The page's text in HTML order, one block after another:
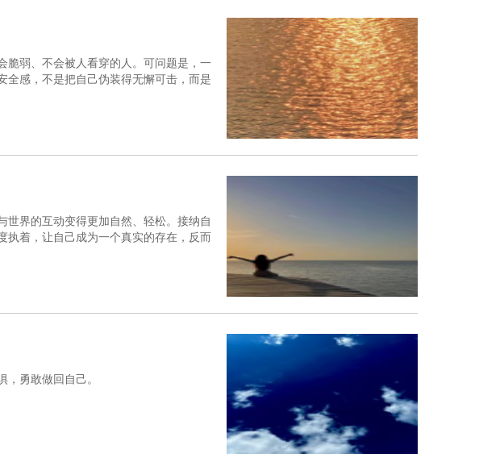
脆弱、不会被人看穿的人。可问题是，一
全感，不是把自己伪装得无懈可击，而是
世界的互动变得更加自然、轻松。接纳自
执着，让自己成为一个真实的存在，反而
勇敢做回自己。